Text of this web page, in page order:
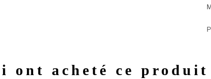
ont acheté ce produit